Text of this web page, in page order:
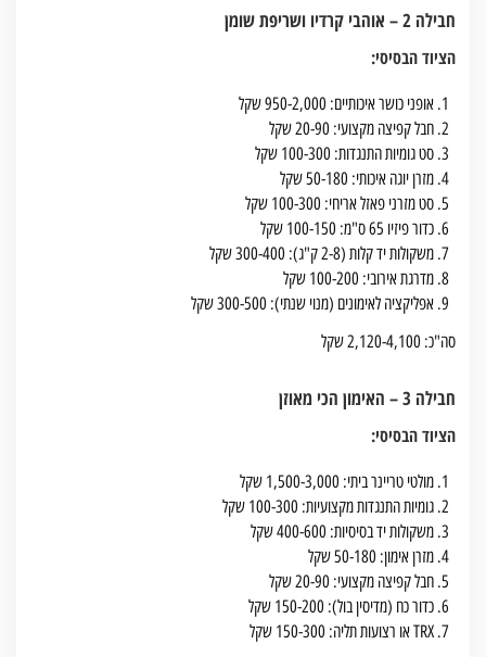
חבילה 2 – אוהבי קרדיו ושריפת שומן
הציוד הבסיסי:
אופני כושר איכותיים: 950-2,000 שקל
חבל קפיצה מקצועי: 20-90 שקל
סט גומיות התנגדות: 100-300 שקל
מזרן יוגה איכותי: 50-180 שקל
סט מזרני פאזל אריחי: 100-300 שקל
כדור פיזיו 65 ס"מ: 100-150 שקל
משקולות יד קלות (2-8 ק"ג): 300-400 שקל
מדרגת אירובי: 100-200 שקל
אפליקציה לאימונים (מנוי שנתי): 300-500 שקל
סה"כ: 2,120-4,100 שקל
חבילה 3 – האימון הכי מאוזן
הציוד הבסיסי:
מולטי טריינר ביתי: 1,500-3,000 שקל
גומיות התנגדות מקצועיות: 100-300 שקל
משקולות יד בסיסיות: 400-600 שקל
מזרן אימון: 50-180 שקל
חבל קפיצה מקצועי: 20-90 שקל
כדור כח (מדיסין בול): 150-200 שקל
TRX או רצועות תליה: 150-300 שקל